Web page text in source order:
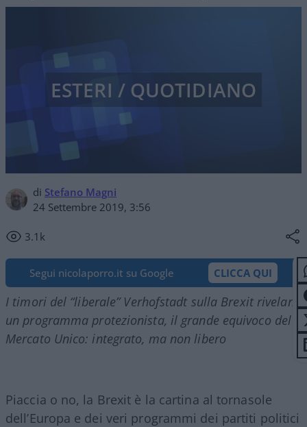
di Stefano Magni
24 Settembre 2019, 3:56
3.1k
ESTERI / QUOTIDIANO
Segui nicolaporro.it su Google CLICCA QUI
I timori del “liberale” Verhofstadt sulla Brexit rivelano
un programma protezionista, il grande equivoco del
Mercato Unico: integrato, ma non libero
Piaccia o no, la Brexit è la cartina al tornasole
dell’Europa e dei veri programmi dei partiti politici